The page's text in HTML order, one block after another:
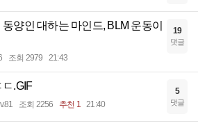
양인 대하는 마인드, BLM 운동이
조회 2979 21:43
19
댓글
.GIF
조회 2256 추천 1 21:40
5
댓글